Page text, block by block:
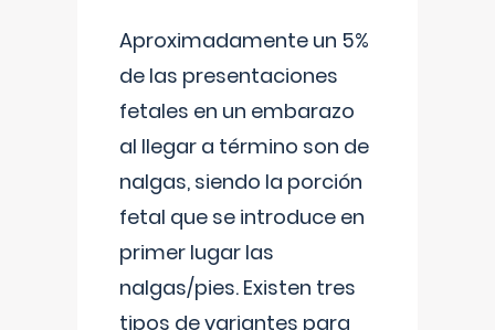
Aproximadamente un 5%
de las presentaciones
fetales en un embarazo
al llegar a término son de
nalgas, siendo la porción
fetal que se introduce en
primer lugar las
nalgas/pies. Existen tres
tipos de variantes para